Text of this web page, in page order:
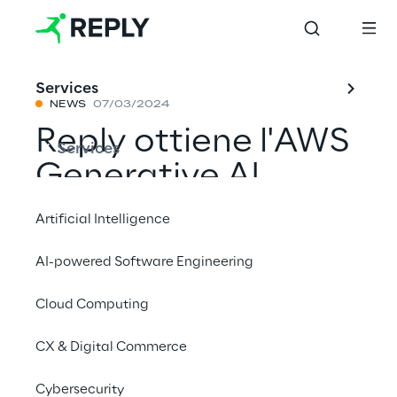
Services
Services
Artificial Intelligence
AI-powered Software Engineering
Cloud Computing
CX & Digital Commerce
Cybersecurity
NEWS 07/03/2024
Reply ottiene l'AWS
Generative AI
Competency,
dimostrando la
competenza
nell'implementazione
di soluzioni di